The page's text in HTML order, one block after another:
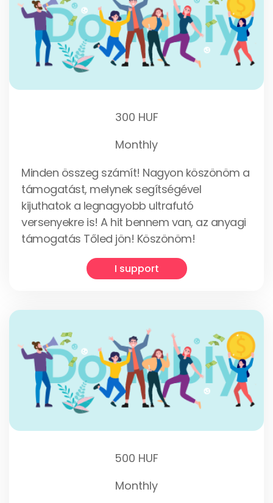
300 HUF
Monthly
Minden összeg számít! Nagyon köszönöm a
támogatást, melynek segítségével
kijuthatok a legnagyobb ultrafutó
versenyekre is! A hit bennem van, az anyagi
támogatás Tőled jön! Köszönöm!
I support
500 HUF
Monthly